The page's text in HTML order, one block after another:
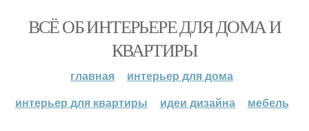
ВСЁ ОБ ИНТЕРЬЕРЕ ДЛЯ ДОМА И
КВАРТИРЫ
главная
интерьер для дома
интерьер для квартиры
идеи дизайна мебель